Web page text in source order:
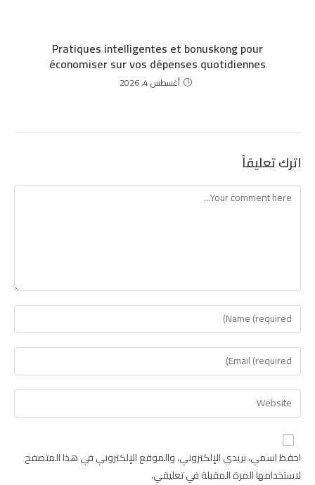
Pratiques intelligentes et bonuskong pour
économiser sur vos dépenses quotidiennes
أغسطس 4, 2026
اترك تعليقاً
Comment
Enter
your
name
comment
Enter
your
email
address
comment
Enter
your
website
URL
(optional)
احفظ اسمي، بريدي الإلكتروني، والموقع الإلكتروني في هذا المتصفح
لاستخدامها المرة المقبلة في تعليقي.